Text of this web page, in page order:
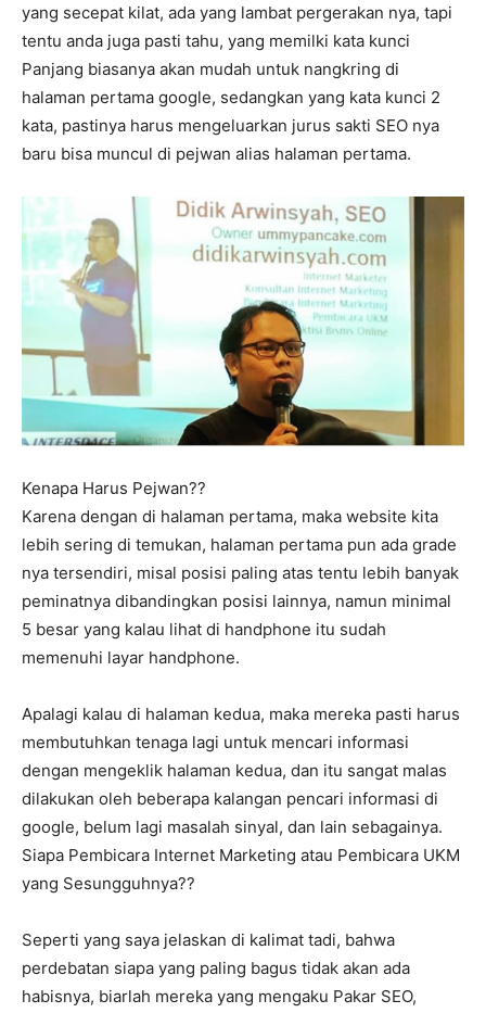
yang secepat kilat, ada yang lambat pergerakan nya, tapi
tentu anda juga pasti tahu, yang memilki kata kunci
Panjang biasanya akan mudah untuk nangkring di
halaman pertama google, sedangkan yang kata kunci 2
kata, pastinya harus mengeluarkan jurus sakti SEO nya
baru bisa muncul di pejwan alias halaman pertama.
Kenapa Harus Pejwan??
Karena dengan di halaman pertama, maka website kita
lebih sering di temukan, halaman pertama pun ada grade
nya tersendiri, misal posisi paling atas tentu lebih banyak
peminatnya dibandingkan posisi lainnya, namun minimal
5 besar yang kalau lihat di handphone itu sudah
memenuhi layar handphone.
Apalagi kalau di halaman kedua, maka mereka pasti harus
membutuhkan tenaga lagi untuk mencari informasi
dengan mengeklik halaman kedua, dan itu sangat malas
dilakukan oleh beberapa kalangan pencari informasi di
google, belum lagi masalah sinyal, dan lain sebagainya.
Siapa Pembicara Internet Marketing atau Pembicara UKM
yang Sesungguhnya??
Seperti yang saya jelaskan di kalimat tadi, bahwa
perdebatan siapa yang paling bagus tidak akan ada
habisnya, biarlah mereka yang mengaku Pakar SEO,